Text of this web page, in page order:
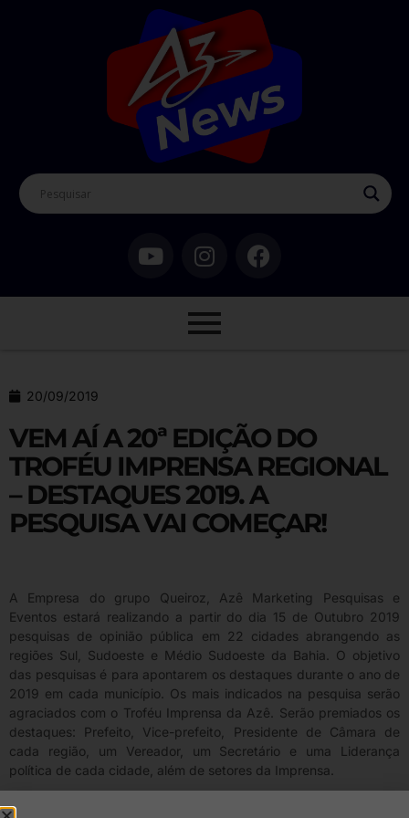
20/09/2019
VEM AÍ A 20ª EDIÇÃO DO
TROFÉU IMPRENSA REGIONAL
– DESTAQUES 2019. A
PESQUISA VAI COMEÇAR!
A Empresa do grupo Queiroz, Azê Marketing Pesquisas e
Eventos estará realizando a partir do dia 15 de Outubro 2019
pesquisas de opinião pública em 22 cidades abrangendo as
regiões Sul, Sudoeste e Médio Sudoeste da Bahia. O objetivo
das pesquisas é para apontarem os destaques durante o ano de
2019 em cada município. Os mais indicados na pesquisa serão
agraciados com o Troféu Imprensa da Azê. Serão premiados os
destaques: Prefeito, Vice-prefeito, Presidente de Câmara de
cada região, um Vereador, um Secretário e uma Liderança
política de cada cidade, além de setores da Imprensa.